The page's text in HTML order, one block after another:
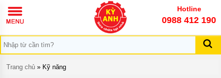
Hotline
0988 412 190
TRANG
CHỦ
GIỚI
THIỆU
VỤ
Trang chủ » Kỹ năng